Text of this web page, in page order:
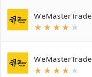
WeMasterTrade
★ ★ ★★ ★
WeMasterTrade
★ ★ ★★ ★